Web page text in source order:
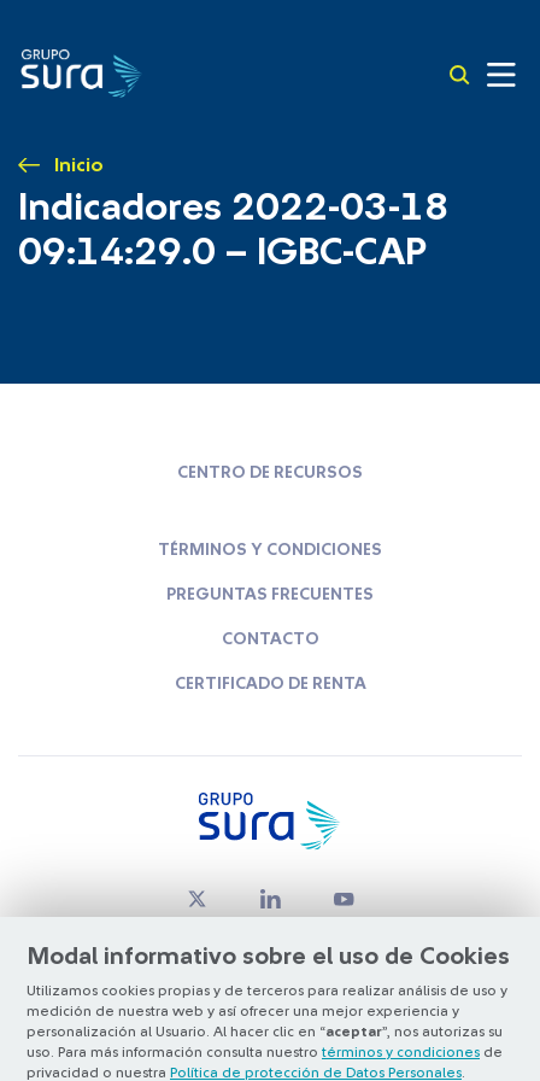
Inicio
Indicadores 2022-03-18
09:14:29.0 – IGBC-CAP
Modal informativo sobre el uso de Cookies
Utilizamos cookies propias y de terceros para realizar análisis de uso y
medición de nuestra web y así ofrecer una mejor experiencia y
personalización al Usuario. Al hacer clic en “aceptar”, nos autorizas su
uso. Para más información consulta nuestro términos y condiciones de
privacidad o nuestra Política de protección de Datos Personales
CENTRO DE RECURSOS
TÉRMINOS Y CONDICIONES
PREGUNTAS FRECUENTES
CONTACTO
CERTIFICADO DE RENTA
© Copyright Grupo SURA 2026